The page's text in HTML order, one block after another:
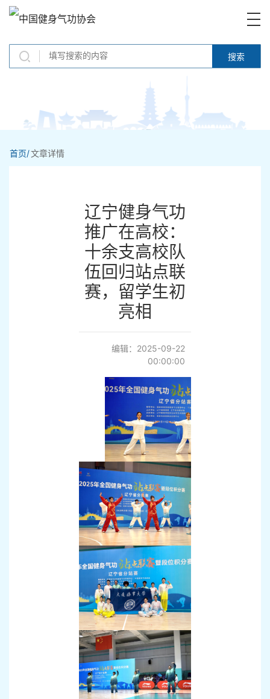
搜索
首页/文章详情
辽宁健身气功
推广在高校：
十余支高校队
伍回归站点联
赛，留学生初
亮相
编辑：2025-09-22
00:00:00